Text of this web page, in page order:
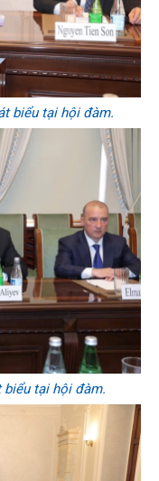
biểu tại hội đàm.
biểu tại hội đàm.